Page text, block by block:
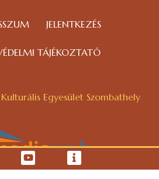
JELENTKEZÉS
TÁJÉKOZTATÓ
Egyesület Szombathely
KÉSZÍTÉS